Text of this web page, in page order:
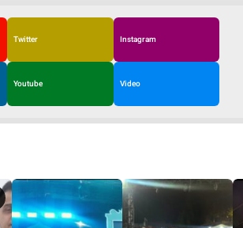
Twitter Instagram
Youtube Video